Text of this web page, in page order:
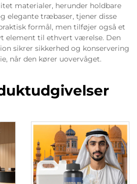
materialer, herunder holdbare
elegante træbaser, tjener disse
formål, men tilføjer også et
element til ethvert værelse. Den
sikrer sikkerhed og konservering
når den kører uovervåget.